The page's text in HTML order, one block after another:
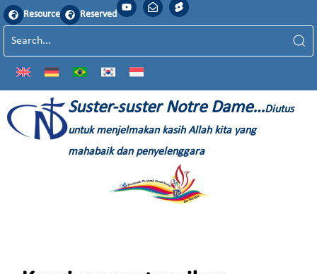
Resource Reserved
Suster-suster Notre Dame…Diutus
untuk menjelmakan kasih Allah kita yang
mahabaik dan penyelenggara